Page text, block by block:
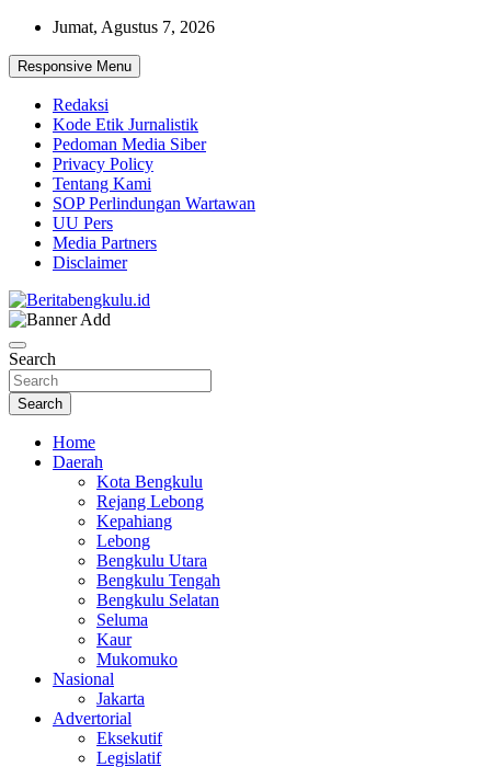
Skip
content
Jumat, Agustus 7, 2026
Responsive Menu
Redaksi
Kode Etik Jurnalistik
Pedoman Media Siber
Privacy Policy
Tentang Kami
SOP Perlindungan Wartawan
UU Pers
Media Partners
Disclaimer
Beritabengkulu.id
Search
Search
Home
Daerah
Kota Bengkulu
Rejang Lebong
Kepahiang
Lebong
Bengkulu Utara
Bengkulu Tengah
Bengkulu Selatan
Seluma
Kaur
Mukomuko
Nasional
Jakarta
Advertorial
Eksekutif
Legislatif